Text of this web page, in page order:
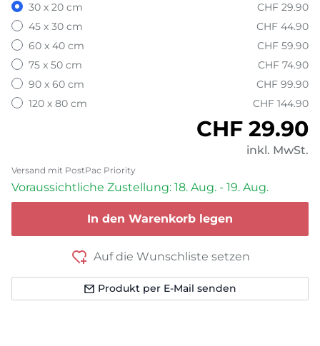
30 x 20 cm
CHF 29.90
45 x 30 cm
CHF 44.90
60 x 40 cm
CHF 59.90
75 x 50 cm
CHF 74.90
90 x 60 cm
CHF 99.90
120 x 80 cm
CHF 144.90
Normaler
CHF 29.90
inkl. MwSt.
Versand mit PostPac Priority
Voraussichtliche Zustellung: 18. Aug. - 19. Aug.
In den Warenkorb legen
Auf die Wunschliste setzen
Produkt per E-Mail senden